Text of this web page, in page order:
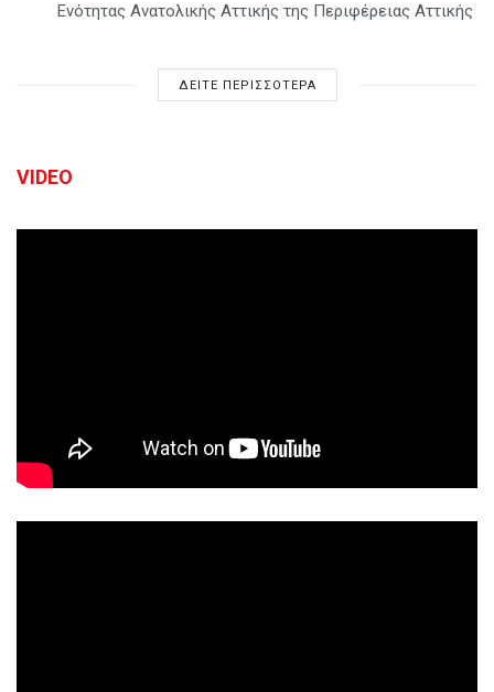
Ενότητας Ανατολικής Αττικής της Περιφέρειας Αττικής
ΔΕΙΤΕ ΠΕΡΙΣΣΟΤΕΡΑ
VIDEO